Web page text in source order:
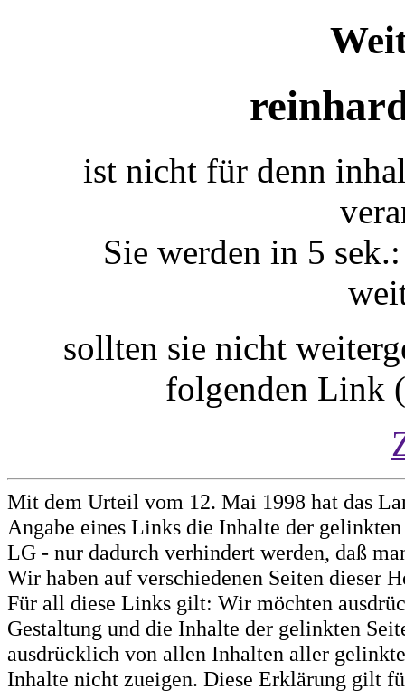
ist nicht für denn
Sie werden in 5
sollten sie nicht
folgenden Link
Mit dem Urteil vom 12. Mai 1998 hat das
Angabe eines Links die Inhalte der
LG - nur dadurch verhindert werden, daß
Wir haben auf verschiedenen Seiten dieser
Für all diese Links gilt: Wir möchten
Gestaltung und die Inhalte der gelinkten
ausdrücklich von allen Inhalten aller
Inhalte nicht zueigen. Diese Erklärung gilt